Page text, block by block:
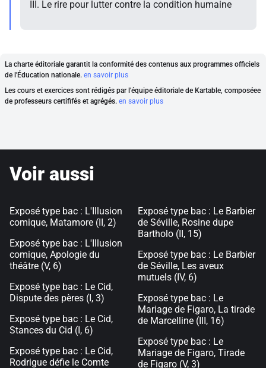
III. Le rire pour lutter contre la condition humaine
La charte éditoriale garantit la conformité des contenus aux programmes officiels
de l'Éducation nationale. en savoir plus
Les cours et exercices sont rédigés par l'équipe éditoriale de Kartable, composéee
de professeurs certififés et agrégés. en savoir plus
Voir aussi
Exposé type bac : L'Illusion
comique, Matamore (II, 2)
Exposé type bac : L'Illusion
comique, Apologie du
théâtre (V, 6)
Exposé type bac : Le Cid,
Dispute des pères (I, 3)
Exposé type bac : Le Cid,
Stances du Cid (I, 6)
Exposé type bac : Le Cid,
Rodrigue défie le Comte
Exposé type bac : Le Barbier
de Séville, Rosine dupe
Bartholo (II, 15)
Exposé type bac : Le Barbier
de Séville, Les aveux
mutuels (IV, 6)
Exposé type bac : Le
Mariage de Figaro, La tirade
de Marcelline (III, 16)
Exposé type bac : Le
Mariage de Figaro, Tirade
de Figaro (V, 3)